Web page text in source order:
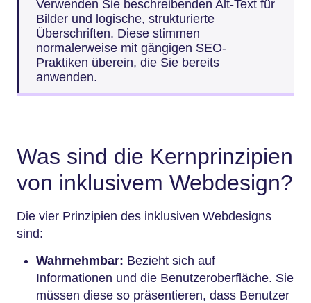
Verwenden Sie beschreibenden Alt-Text für
Bilder und logische, strukturierte
Überschriften. Diese stimmen
normalerweise mit gängigen SEO-
Praktiken überein, die Sie bereits
anwenden.
Was sind die Kernprinzipien
von inklusivem Webdesign?
Die vier Prinzipien des inklusiven Webdesigns
sind:
Wahrnehmbar: Bezieht sich auf
Informationen und die Benutzeroberfläche. Sie
müssen diese so präsentieren, dass Benutzer